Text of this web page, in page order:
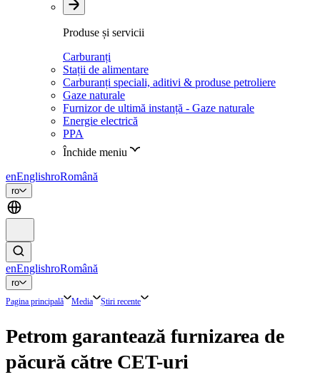
Produse și servicii
Carburanți
Stații de alimentare
Carburanți speciali, aditivi & produse petroliere
Gaze naturale
Furnizor de ultimă instanță - Gaze naturale
Energie electrică
PPA
Închide meniu
enEnglishroRomână
ro
enEnglishroRomână
ro
Pagina principală Media Știri recente
Petrom garantează furnizarea de
păcură către CET-uri